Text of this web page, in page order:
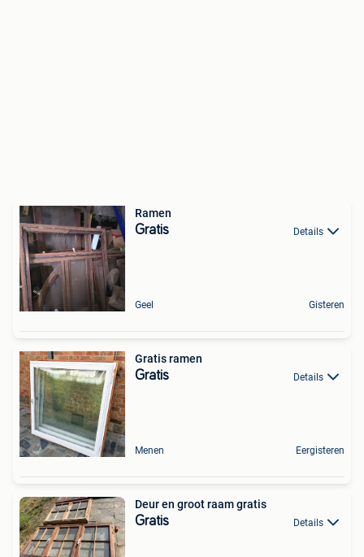
Ramen
Gratis Details
Geel Gisteren
Gratis ramen
Gratis Details
Menen Eergisteren
Deur en groot raam gratis
Gratis Details